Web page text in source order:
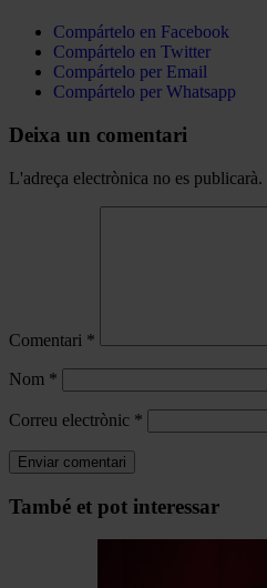
Compártelo en Facebook
Compártelo en Twitter
Compártelo per Email
Compártelo per Whatsapp
Deixa un comentari
L'adreça electrònica no es publicarà.
Comentari *
Nom *
Correu electrònic *
Navegar
També et pot interessar